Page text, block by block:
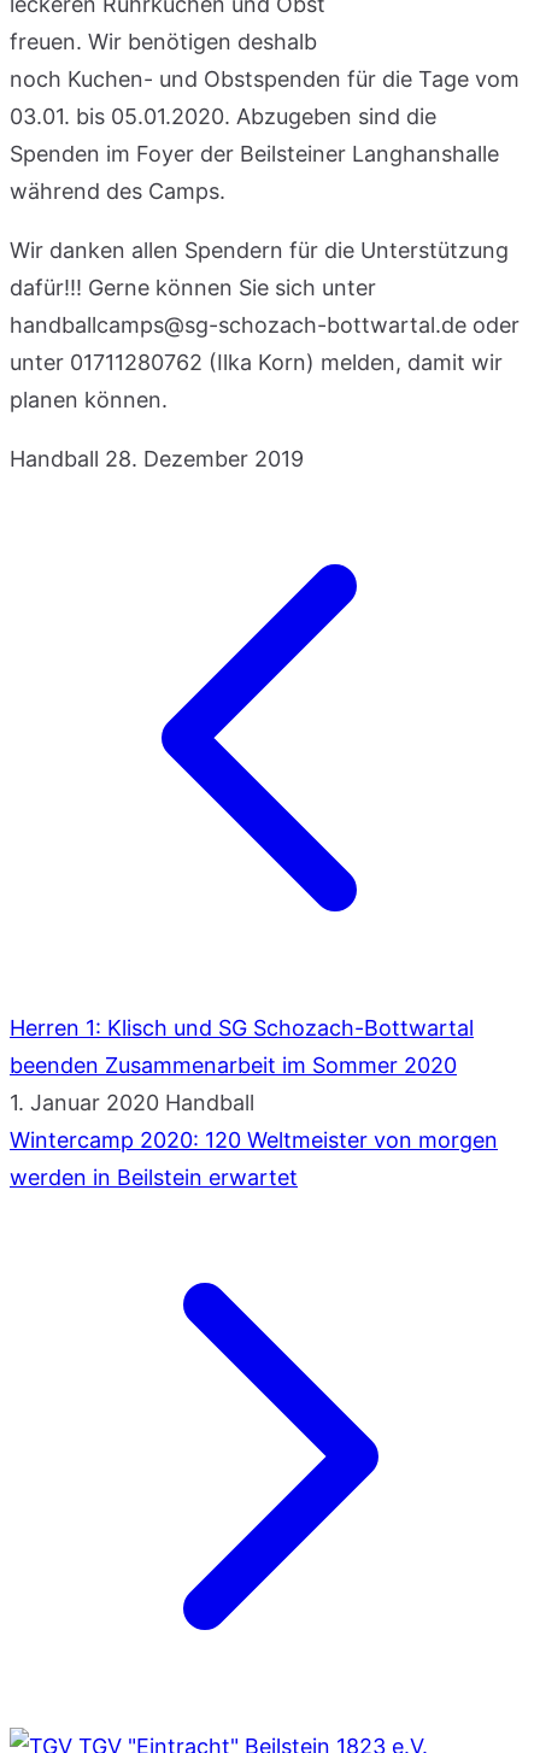
freuen. Wir benötigen deshalb
noch Kuchen- und Obstspenden für die Tage vom
03.01. bis 05.01.2020. Abzugeben sind die
Spenden im Foyer der Beilsteiner Langhanshalle
während des Camps.
Wir danken allen Spendern für die Unterstützung
dafür!!! Gerne können Sie sich unter
handballcamps@sg-schozach-bottwartal.de oder
unter 01711280762 (Ilka Korn) melden, damit wir
planen können.
Handball 28. Dezember 2019
Herren 1: Klisch und SG Schozach-Bottwartal
beenden Zusammenarbeit im Sommer 2020
1. Januar 2020 Handball
Wintercamp 2020: 120 Weltmeister von morgen
werden in Beilstein erwartet
TGV "Eintracht" Beilstein 1823 e.V.